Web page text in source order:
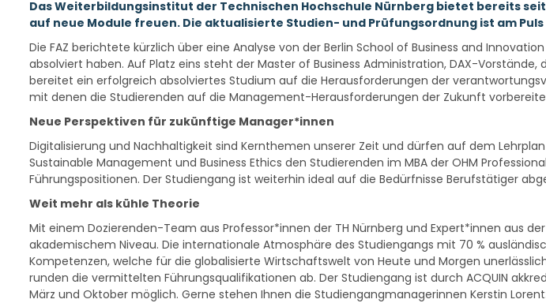
Das Weiterbildungsinstitut der Technischen Hochschule Nürnberg bietet bereits
auf neue Module freuen. Die aktualisierte Studien- und Prüfungsordnung ist am
Die FAZ berichtete kürzlich über eine Analyse von der Berlin School of Business and
absolviert haben. Auf Platz eins steht der Master of Business Administration, DAX-
bereitet ein erfolgreich absolviertes Studium auf die Herausforderungen der
mit denen die Studierenden auf die Management-Herausforderungen der Zukunft
Neue Perspektiven für zukünftige Manager*innen
Digitalisierung und Nachhaltigkeit sind Kernthemen unserer Zeit und dürfen auf dem
Sustainable Management und Business Ethics den Studierenden im MBA der OHM
Führungspositionen. Der Studiengang ist weiterhin ideal auf die Bedürfnisse Berufstätiger
Weit mehr als kühle Theorie
Mit einem Dozierenden-Team aus Professor*innen der TH Nürnberg und Expert*innen aus
akademischem Niveau. Die internationale Atmosphäre des Studiengangs mit 70 %
Kompetenzen, welche für die globalisierte Wirtschaftswelt von Heute und Morgen
runden die vermittelten Führungsqualifikationen ab. Der Studiengang ist durch ACQUIN
März und Oktober möglich. Gerne stehen Ihnen die Studiengangmanagerinnen Kerstin